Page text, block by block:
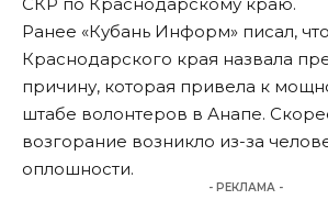
Ранее «Кубань Информ» писал,
Краснодарского края назвала
причину, которая привела к
штабе волонтеров в Анапе.
возгорание возникло из-за
оплошности.
- РЕКЛАМА -